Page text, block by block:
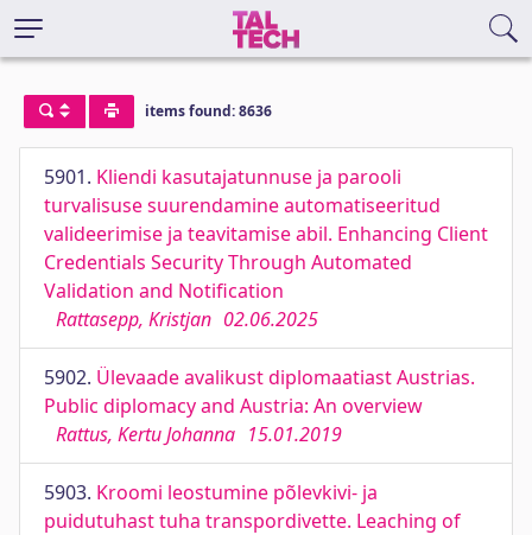
items found: 8636
5901. Kliendi kasutajatunnuse ja parooli
turvalisuse suurendamine automatiseeritud
valideerimise ja teavitamise abil. Enhancing Client
Credentials Security Through Automated
Validation and Notification
Rattasepp, Kristjan 02.06.2025
5902. Ülevaade avalikust diplomaatiast Austrias.
Public diplomacy and Austria: An overview
Rattus, Kertu Johanna 15.01.2019
5903. Kroomi leostumine põlevkivi- ja
puidutuhast tuha transpordivette. Leaching of